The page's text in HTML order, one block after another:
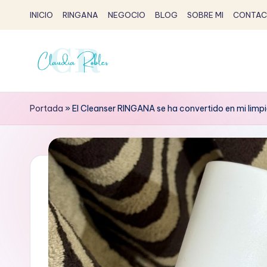
Saltar
contenido
INICIO RINGANA NEGOCIO BLOG SOBRE MI
C
l
u
Robles
Partner
Ringana
Portada »El Cleanser RINGANA se ha convertido en mi